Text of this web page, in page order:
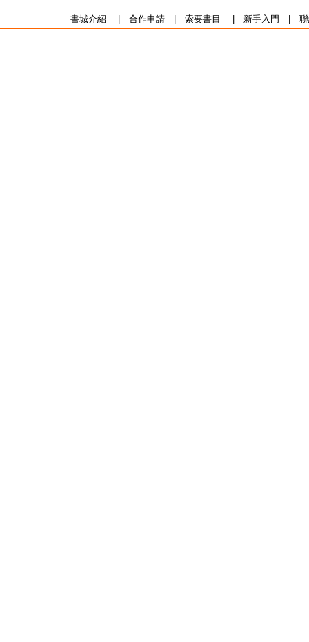
書城介紹 合作申請| 索要書目 新手入門